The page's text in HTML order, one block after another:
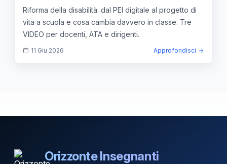
davvero in classe
Riforma della disabilità: dal PEI digitale al progetto di
vita a scuola e cosa cambia davvero in classe. Tre
VIDEO per docenti, ATA e dirigenti.
11 Giu 2026 Approfondisci
Orizzonte Insegnanti